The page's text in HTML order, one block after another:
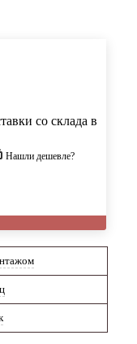
со склада в
Нашли дешевле?